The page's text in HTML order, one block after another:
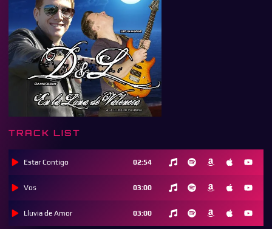
TRACK LIST
Estar Contigo 02:54
Vos 03:00
Lluvia de Amor 03:00